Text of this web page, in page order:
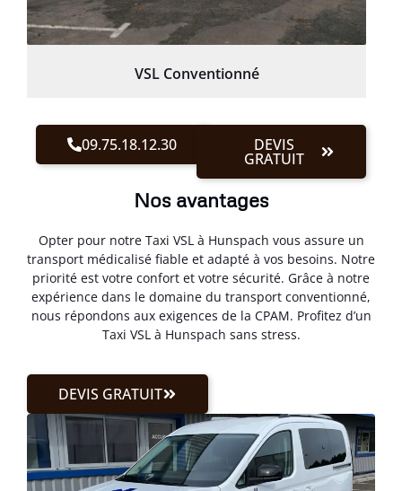
VSL Conventionné
09.75.18.12.30 DEVIS
GRATUIT
Nos avantages
Opter pour notre Taxi VSL à Hunspach vous assure un
transport médicalisé fiable et adapté à vos besoins. Notre
priorité est votre confort et votre sécurité. Grâce à notre
expérience dans le domaine du transport conventionné,
nous répondons aux exigences de la CPAM. Profitez d’un
Taxi VSL à Hunspach sans stress.
DEVIS GRATUIT